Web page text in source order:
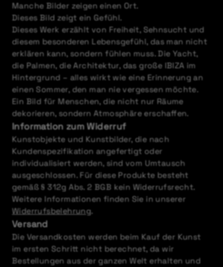
Manche Bilder zeigen einen Ort.
Dieses Bild zeigt ein Gefühl.
Dieses Werk erzählt von Freiheit, Sehnsucht und
diesem besonderen Lebensgefühl, das man nicht
erklären kann, sondern fühlen muss. Die Yacht,
die Palmen, die Architektur, das große IBIZA im
Hintergrund – alles wirkt wie eine Erinnerung an
einen Sommer, den man nie vergessen möchte.
Ein Bild für Menschen, die nicht nur Räume
dekorieren, sondern Atmosphäre erschaffen.
Information zum Widerruf
Kunstobjekte und Kunstbilder, die nach
Kundenspezifikation angefertigt oder
individualisiert werden, sind vom Umtausch
ausgeschlossen. Für diese Produkte besteht
gemäß § 312g Abs. 2 BGB kein Widerrufsrecht.
Weitere Informationen finden Sie in unserer
Widerrufsbelehrung.
Versand
Die Versandkosten werden beim Kauf der Kunst
im ersten Schritt nicht berechnet, da wir
Bestellungen aus der ganzen Welt erhalten und